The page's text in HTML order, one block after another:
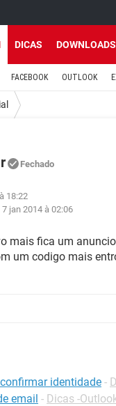
DICAS DOWNLOADS
FACEBOOK OUTLOOK
Fechado
18:22
7 jan 2014 à 02:06
mais fica um
um codigo mais
identidade -
email - Dicas -